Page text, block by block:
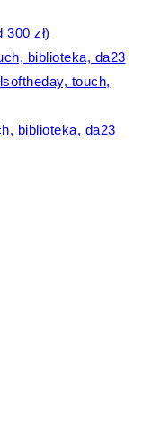
zł)
biblioteka, da23
touch,
biblioteka, da23